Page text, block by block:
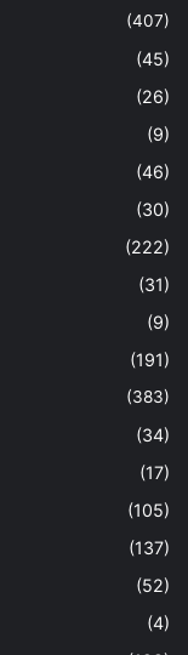
(407)
(45)
(26)
(9)
(46)
(30)
(222)
(31)
(9)
(191)
(383)
(34)
(17)
(105)
(137)
(52)
(4)